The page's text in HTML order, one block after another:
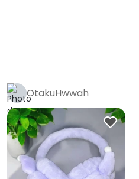
OtakuHwwah